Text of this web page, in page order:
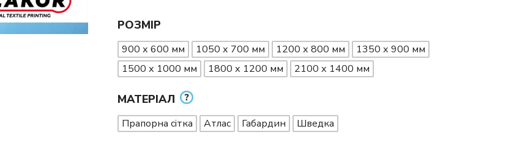
РОЗМІР
900 х 600 мм 1050 х 700 мм 1200 х 800 мм
1350 х 900 мм
1500 х 1000 мм
1800 х 1200 мм 2100 х 1400 мм
МАТЕРІАЛ
Прапорна сітка Атлас Габардин Шведка